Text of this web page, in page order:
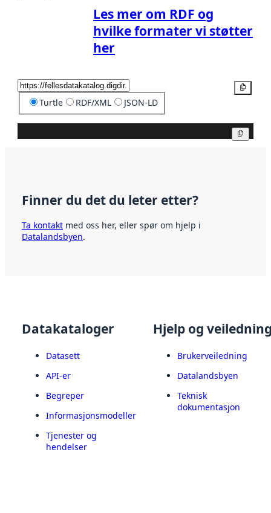
Les mer om RDF og
hvilke formater vi støtter
her
Turtle RDF/XML JSON-LD
Finner du det du leter etter?
Ta kontakt med oss her, eller spør om hjelp i
Datalandsbyen.
Datakataloger
Datasett
API-er
Begreper
Informasjonsmodeller
Tjenester og
hendelser
Hjelp og
Brukerveiledning
Datalandsbyen
Teknisk
dokumentasjon